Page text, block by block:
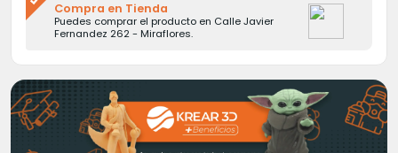
Compra en Tienda
Puedes comprar el producto en Calle Javier
Fernandez 262 - Miraflores.